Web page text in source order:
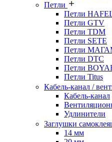
Петли
Петли
Петли GTV
Петли TDM
Петли SETE
Петли
Петли DTC
Петли
Петли Titus
Кабель-канал /
Кабель-канал
Удлинители
Заглушки
14 мм